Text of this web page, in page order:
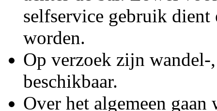
selfservice gebruik dient
worden.
Op verzoek zijn
beschikbaar.
Over het algemeen